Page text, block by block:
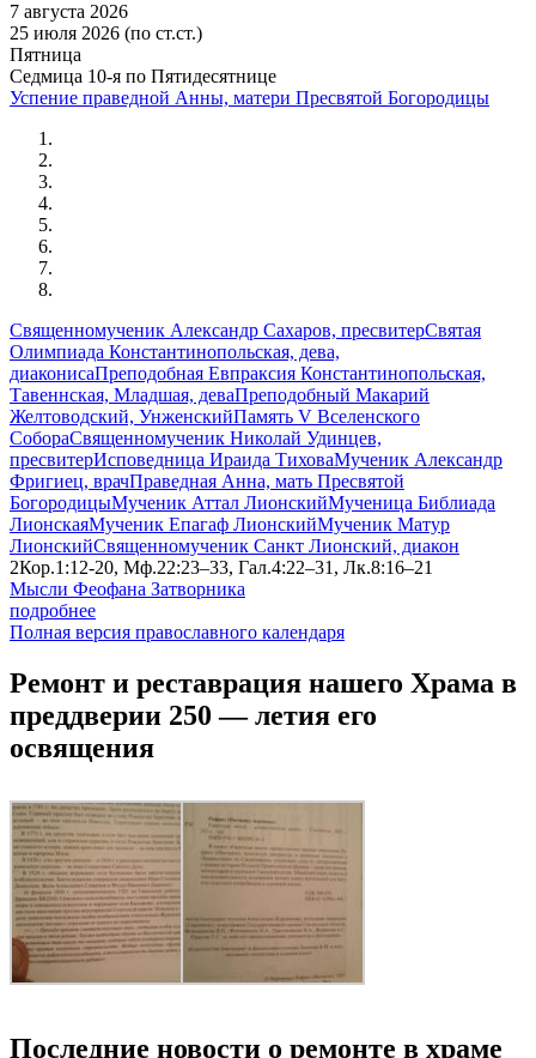
7 августа 2026
25 июля 2026 (по ст.ст.)
Пятница
Седмица 10-я по Пятидесятнице
Успение праведной Анны, матери Пресвятой Богородицы
Священномученик Александр Сахаров, пресвитерСвятая
Олимпиада Константинопольская, дева,
диаконисаПреподобная Евпраксия Константинопольская,
Тавеннская, Младшая, деваПреподобный Макарий
Желтоводский, УнженскийПамять V Вселенского
СобораСвященномученик Николай Удинцев,
пресвитерИсповедница Ираида ТиховаМученик Александр
Фригиец, врачПраведная Анна, мать Пресвятой
БогородицыМученик Аттал ЛионскийМученица Библиада
ЛионскаяМученик Епагаф ЛионскийМученик Матур
ЛионскийСвященномученик Санкт Лионский, диакон
2Кор.1:12-20, Мф.22:23–33, Гал.4:22–31, Лк.8:16–21
Мысли Феофана Затворника
подробнее
Полная версия православного календаря
Ремонт и реставрация нашего Храма в
преддверии 250 — летия его
освящения
Последние новости о ремонте в храме